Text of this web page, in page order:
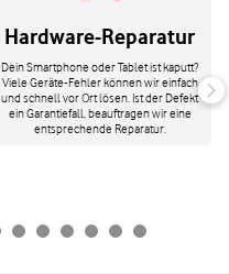
Hardware-Reparatur
Dein Smartphone oder Tablet ist kaputt?
Viele Geräte-Fehler können wir einfach
und schnell vor Ort lösen. Ist der Defekt
ein Garantiefall, beauftragen wir eine
entsprechende Reparatur.